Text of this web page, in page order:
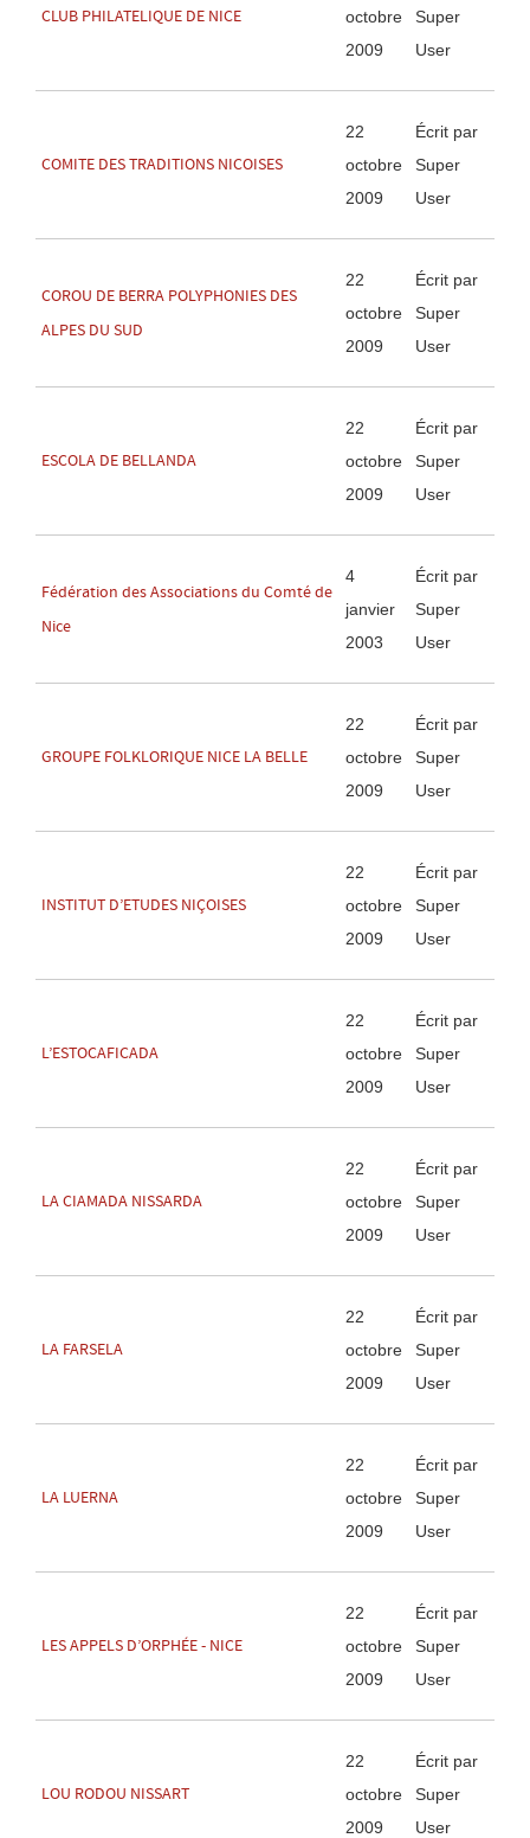
CLUB PHILATELIQUE DE NICE
octobre
2009
Super
User
COMITE DES TRADITIONS NICOISES
22
octobre
2009
Écrit par
Super
User
COROU DE BERRA POLYPHONIES DES
ALPES DU SUD
22
octobre
2009
Écrit par
Super
User
ESCOLA DE BELLANDA
22
octobre
2009
Écrit par
Super
User
Fédération des Associations du Comté de
Nice
4
janvier
2003
Écrit par
Super
User
GROUPE FOLKLORIQUE NICE LA BELLE
22
octobre
2009
Écrit par
Super
User
INSTITUT D’ETUDES NIÇOISES
22
octobre
2009
Écrit par
Super
User
L’ESTOCAFICADA
22
octobre
2009
Écrit par
Super
User
LA CIAMADA NISSARDA
22
octobre
2009
Écrit par
Super
User
LA FARSELA
22
octobre
2009
Écrit par
Super
User
LA LUERNA
22
octobre
2009
Écrit par
Super
User
LES APPELS D’ORPHÉE - NICE
22
octobre
2009
Écrit par
Super
User
LOU RODOU NISSART
22
octobre
2009
Écrit par
Super
User